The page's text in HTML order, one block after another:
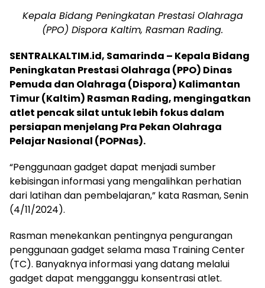
Kepala Bidang Peningkatan Prestasi Olahraga
(PPO) Dispora Kaltim, Rasman Rading.
SENTRALKALTIM.id, Samarinda – Kepala Bidang
Peningkatan Prestasi Olahraga (PPO) Dinas
Pemuda dan Olahraga (Dispora) Kalimantan
Timur (Kaltim) Rasman Rading, mengingatkan
atlet pencak silat untuk lebih fokus dalam
persiapan menjelang Pra Pekan Olahraga
Pelajar Nasional (POPNas).
“Penggunaan gadget dapat menjadi sumber
kebisingan informasi yang mengalihkan perhatian
dari latihan dan pembelajaran,” kata Rasman, Senin
(4/11/2024).
Rasman menekankan pentingnya pengurangan
penggunaan gadget selama masa Training Center
(TC). Banyaknya informasi yang datang melalui
gadget dapat mengganggu konsentrasi atlet.